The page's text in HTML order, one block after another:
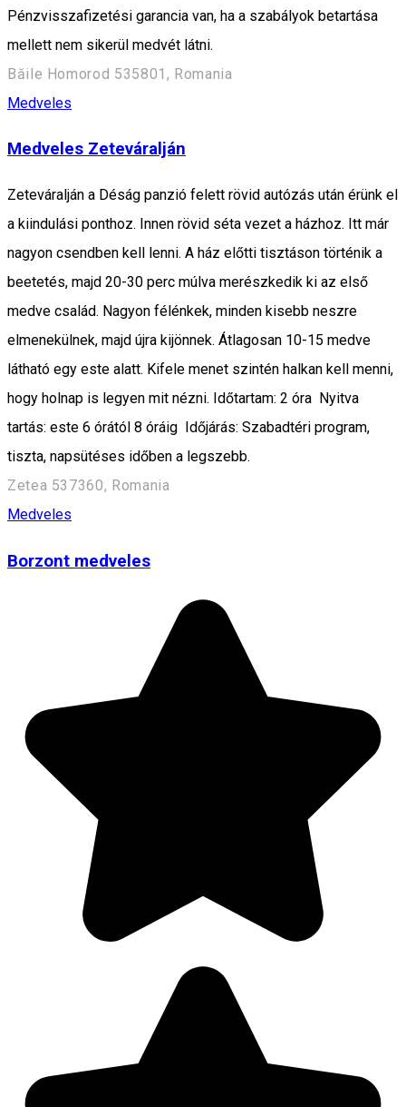
Pénzvisszafizetési garancia van, ha a szabályok betartása
mellett nem sikerül medvét látni.
Băile Homorod 535801, Romania
Medveles
Medveles Zeteváralján
Zeteváralján a Déság panzió felett rövid autózás után érünk el
a kiindulási ponthoz. Innen rövid séta vezet a házhoz. Itt már
nagyon csendben kell lenni. A ház előtti tisztáson történik a
beetetés, majd 20-30 perc múlva merészkedik ki az első
medve család. Nagyon félénkek, minden kisebb neszre
elmenekülnek, majd újra kijönnek. Átlagosan 10-15 medve
látható egy este alatt. Kifele menet szintén halkan kell menni,
hogy holnap is legyen mit nézni. Időtartam: 2 óra Nyitva
tartás: este 6 órától 8 óráig Időjárás: Szabadtéri program,
tiszta, napsütéses időben a legszebb.
Zetea 537360, Romania
Medveles
Borzont medveles